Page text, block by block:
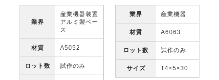
業界
産業機器装置
アルミ製ベー
ス
材質 A5052
ロット数 試作のみ
業界 産業機器
材質 A6063
ロット数 試作のみ
サイズ T4×5×30